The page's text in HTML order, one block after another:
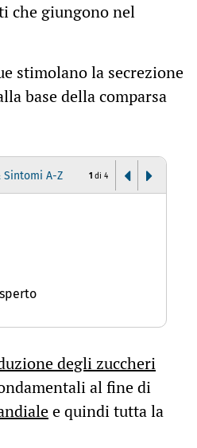
che giungono nel
stimolano la secrezione
base della comparsa
A-Z 1 di 4
degli zuccheri
al fine di
e quindi tutta la